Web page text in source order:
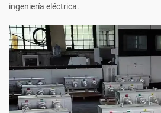
ingeniería eléctrica.